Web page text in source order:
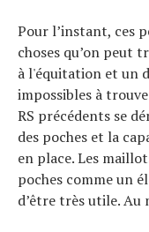
Pour l’instant, ces
choses qu’on peut
à l'équitation et un
impossibles à
RS précédents se
des poches et la
en place. Les
poches comme un
d’être très utile. Au